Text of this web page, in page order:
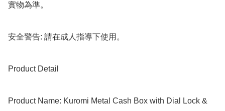
實物為準。
安全警告: 請在成人指導下使用。
Product Detail
Product Name: Kuromi Metal Cash Box with Dial Lock &